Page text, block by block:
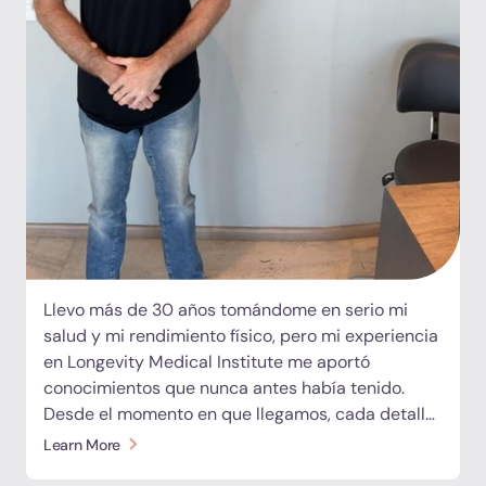
clase mundial, un personal excepcional y un
alojamiento magnífico, fue una experiencia
extraordinaria. Nos fuimos inspirados y ya
estamos planeando nuestro regreso.
Llevo más de 30 años tomándome en serio mi
salud y mi rendimiento físico, pero mi experiencia
en Longevity Medical Institute me aportó
conocimientos que nunca antes había tenido.
Desde el momento en que llegamos, cada detalle
fue gestionado con profesionalidad, calidez y una
Learn More